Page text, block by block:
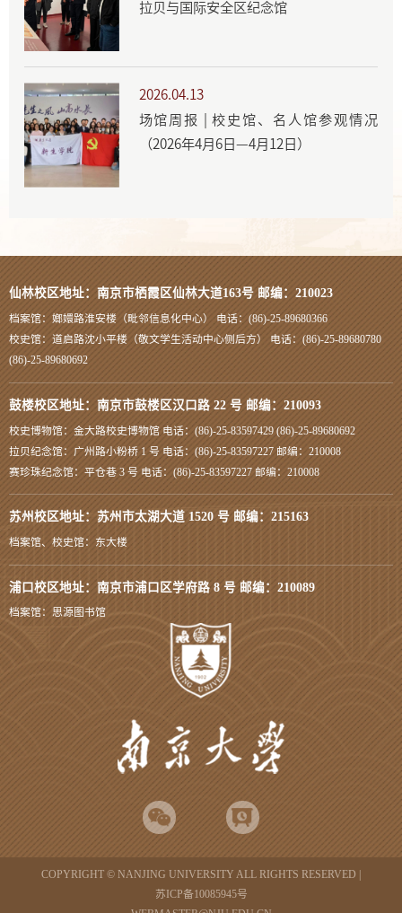
拉贝与国际安全区纪念馆
2026.04.13
场馆周报 | 校史馆、名人馆参观情况
（2026年4月6日—4月12日）
仙林校区地址：南京市栖霞区仙林大道163号 邮编：210023
档案馆：嫏嬛路淮安楼（毗邻信息化中心） 电话：(86)-25-89680366
校史馆：道启路沈小平楼（敬文学生活动中心侧后方） 电话：(86)-25-89680780
(86)-25-89680692
鼓楼校区地址：南京市鼓楼区汉口路 22 号 邮编：210093
校史博物馆：金大路校史博物馆 电话：(86)-25-83597429 (86)-25-89680692
拉贝纪念馆：广州路小粉桥 1 号 电话：(86)-25-83597227 邮编：210008
赛珍珠纪念馆：平仓巷 3 号 电话：(86)-25-83597227 邮编：210008
苏州校区地址：苏州市太湖大道 1520 号 邮编：215163
档案馆、校史馆：东大楼
浦口校区地址：南京市浦口区学府路 8 号 邮编：210089
档案馆：思源图书馆
COPYRIGHT © NANJING UNIVERSITY ALL RIGHTS RESERVED |
苏ICP备10085945号